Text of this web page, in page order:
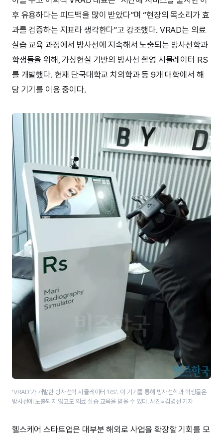
후 유용하다는 피드백을 많이 받았다”며 “현장의 목소리가 효
과를 검증하는 지표라 생각한다”고 강조했다. VRAD는 의료
실습 교육 과정에서 방사선에 지속해서 노출되는 방사선학과
학생들을 위해, 가상현실 기반의 방사선 촬영 시뮬레이터 RS
를 개발했다. 현재 단국대학교 치의학과 등 9개 대학에서 해
당 기기를 이용 중이다.
‘VRAD’가 개발한 방사선학 시뮬레이터 ‘RS’. 이 기기를 통해 방사선학과 학생들은
방사선에 노출되지 않고도 의료 실습 교육을 받을 수 있다. 사진=김명선 기자
헬스케어 스타트업은 대부분 해외로 사업을 확장할 기회를 모